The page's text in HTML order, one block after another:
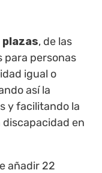
plazas, de las
para personas
igual o
así la
y facilitando la
en
añadir 22